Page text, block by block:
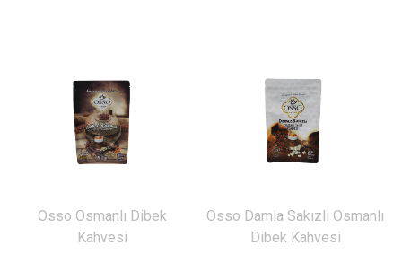
Osso Osmanlı Dibek
Kahvesi
Osso Damla Sakızlı Osmanlı
Dibek Kahvesi